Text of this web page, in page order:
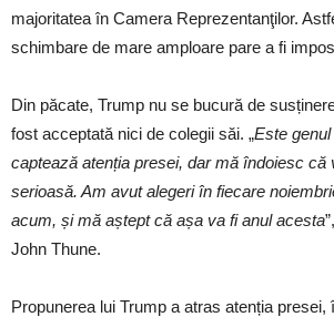
majoritatea în Camera Reprezentanţilor.
schimbare de mare amploare pare a fi
Din păcate, Trump nu se bucură de
fost acceptată nici de colegii săi. „Este
captează atenția presei, dar mă îndoiesc că
serioasă. Am avut alegeri în fiecare
acum, și mă aștept că așa va fi anul acesta
John Thune.
Propunerea lui Trump a atras atenția presei,